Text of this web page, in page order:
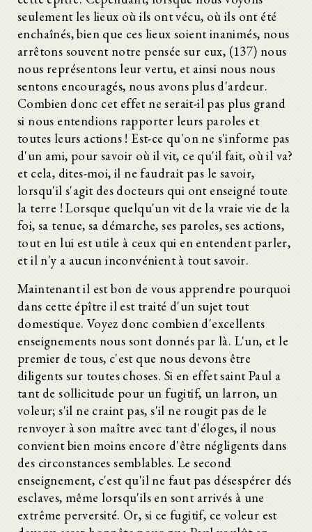
seulement les lieux où ils ont vécu, où ils ont été
enchaînés, bien que ces lieux soient inanimés, nous
arrêtons souvent notre pensée sur eux, (137) nous
nous représentons leur vertu, et ainsi nous nous
sentons encouragés, nous avons plus d'ardeur.
Combien donc cet effet ne serait-il pas plus grand
si nous entendions rapporter leurs paroles et
toutes leurs actions ! Est-ce qu'on ne s'informe pas
d'un ami, pour savoir où il vit, ce qu'il fait, où il va?
et cela, dites-moi, il ne faudrait pas le savoir,
lorsqu'il s'agit des docteurs qui ont enseigné toute
la terre ! Lorsque quelqu'un vit de la vraie vie de la
foi, sa tenue, sa démarche, ses paroles, ses actions,
tout en lui est utile à ceux qui en entendent parler,
et il n'y a aucun inconvénient à tout savoir.
Maintenant il est bon de vous apprendre pourquoi
dans cette épître il est traité d'un sujet tout
domestique. Voyez donc combien d'excellents
enseignements nous sont donnés par là. L'un, et le
premier de tous, c'est que nous devons être
diligents sur toutes choses. Si en effet saint Paul a
tant de sollicitude pour un fugitif, un larron, un
voleur; s'il ne craint pas, s'il ne rougit pas de le
renvoyer à son maître avec tant d'éloges, il nous
convient bien moins encore d'être négligents dans
des circonstances semblables. Le second
enseignement, c'est qu'il ne faut pas désespérer dés
esclaves, même lorsqu'ils en sont arrivés à une
extrême perversité. Or, si ce fugitif, ce voleur est